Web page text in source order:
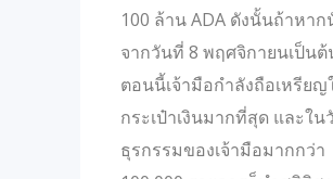
100 ล้าน ADA ดังนั้นถ้าหาก
จากวันที่ 8 พฤศจิกายนเป็น
ตอนนี้เจ้ามือกำลังถือเหรียญ
กระเป๋าเงินมากที่สุด และใ
ธุรกรรมของเจ้ามือมากกว่า